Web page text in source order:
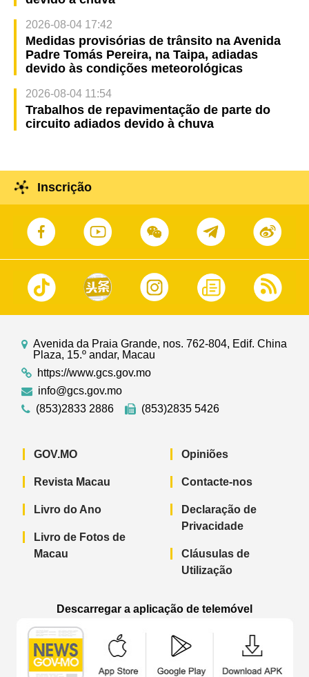
2026-08-04 17:42
Medidas provisórias de trânsito na Avenida
Padre Tomás Pereira, na Taipa, adiadas
devido às condições meteorológicas
2026-08-04 11:54
Trabalhos de repavimentação de parte do
circuito adiados devido à chuva
Inscrição
Avenida da Praia Grande, nos. 762-804, Edif. China
Plaza, 15.º andar, Macau
https://www.gcs.gov.mo
info@gcs.gov.mo
(853)2833 2886
(853)2835 5426
GOV.MO
Revista Macau
Livro do Ano
Livro de Fotos de
Macau
Opiniões
Contacte-nos
Declaração de
Privacidade
Cláusulas de
Utilização
Descarregar a aplicação de telemóvel